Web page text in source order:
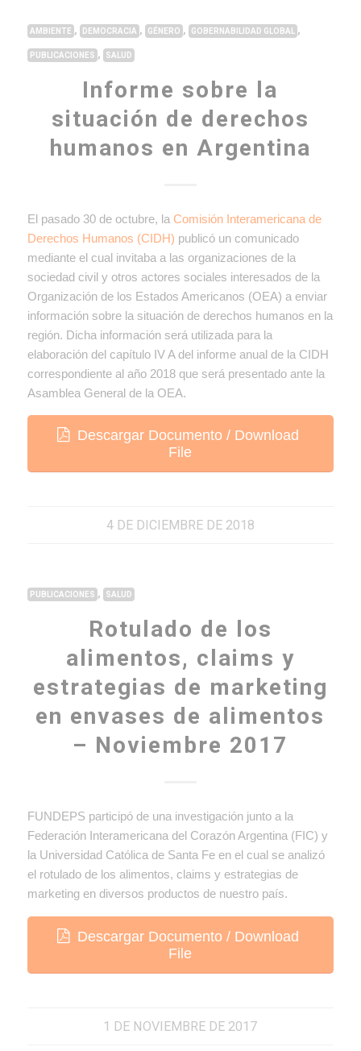
AMBIENTE , DEMOCRACIA , GÉNERO , GOBERNABILIDAD GLOBAL ,
PUBLICACIONES , SALUD
Informe sobre la
situación de derechos
humanos en Argentina
El pasado 30 de octubre, la Comisión Interamericana de
Derechos Humanos (CIDH) publicó un comunicado
mediante el cual invitaba a las organizaciones de la
sociedad civil y otros actores sociales interesados de la
Organización de los Estados Americanos (OEA) a enviar
información sobre la situación de derechos humanos en la
región. Dicha información será utilizada para la
elaboración del capítulo IV A del informe anual de la CIDH
correspondiente al año 2018 que será presentado ante la
Asamblea General de la OEA.
Descargar Documento / Download
File
4 DE DICIEMBRE DE 2018
PUBLICACIONES , SALUD
Rotulado de los
alimentos, claims y
estrategias de marketing
en envases de alimentos
– Noviembre 2017
FUNDEPS participó de una investigación junto a la
Federación Interamericana del Corazón Argentina (FIC) y
la Universidad Católica de Santa Fe en el cual se analizó
el rotulado de los alimentos, claims y estrategias de
marketing en diversos productos de nuestro país.
Descargar Documento / Download
File
1 DE NOVIEMBRE DE 2017